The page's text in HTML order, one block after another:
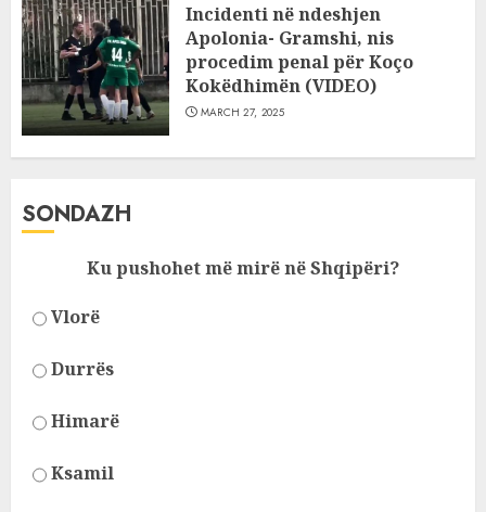
Incidenti në ndeshjen
Apolonia- Gramshi, nis
procedim penal për Koço
Kokëdhimën (VIDEO)
MARCH 27, 2025
SONDAZH
Ku pushohet më mirë në Shqipëri?
Vlorë
Durrës
Himarë
Ksamil